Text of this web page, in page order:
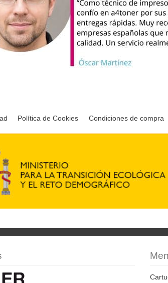
Política de Cookies Condiciones de compra